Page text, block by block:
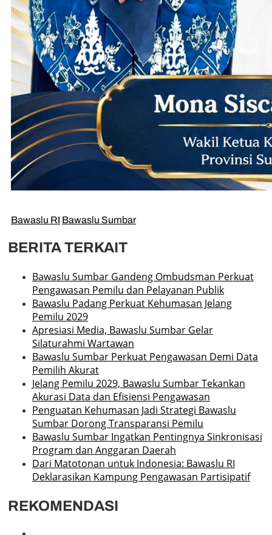
Bawaslu RI Bawaslu Sumbar
BERITA TERKAIT
Bawaslu Sumbar Gandeng Ombudsman Perkuat
Pengawasan Pemilu dan Pelayanan Publik
Bawaslu Padang Perkuat Kehumasan Jelang
Pemilu 2029
Apresiasi Media, Bawaslu Sumbar Gelar
Silaturahmi Wartawan
Bawaslu Sumbar Perkuat Pengawasan Demi Data
Pemilih Akurat
Jelang Pemilu 2029, Bawaslu Sumbar Tekankan
Akurasi Data dan Efisiensi Pengawasan
Penguatan Kehumasan Jadi Strategi Bawaslu
Sumbar Dorong Transparansi Pemilu
Bawaslu Sumbar Ingatkan Pentingnya Sinkronisasi
Program dan Anggaran Daerah
Dari Matotonan untuk Indonesia: Bawaslu RI
Deklarasikan Kampung Pengawasan Partisipatif
REKOMENDASI